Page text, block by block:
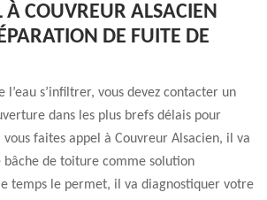
À COUVREUR ALSACIEN
DE FUITE DE
l’eau s’infiltrer, vous devez contacter un
dans les plus brefs délais pour
vous faites appel à Couvreur Alsacien, il va
de toiture comme solution
temps le permet, il va diagnostiquer votre